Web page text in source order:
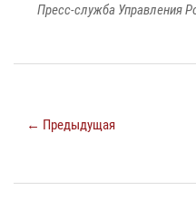
Пресс-служба Управления
← Предыдущая